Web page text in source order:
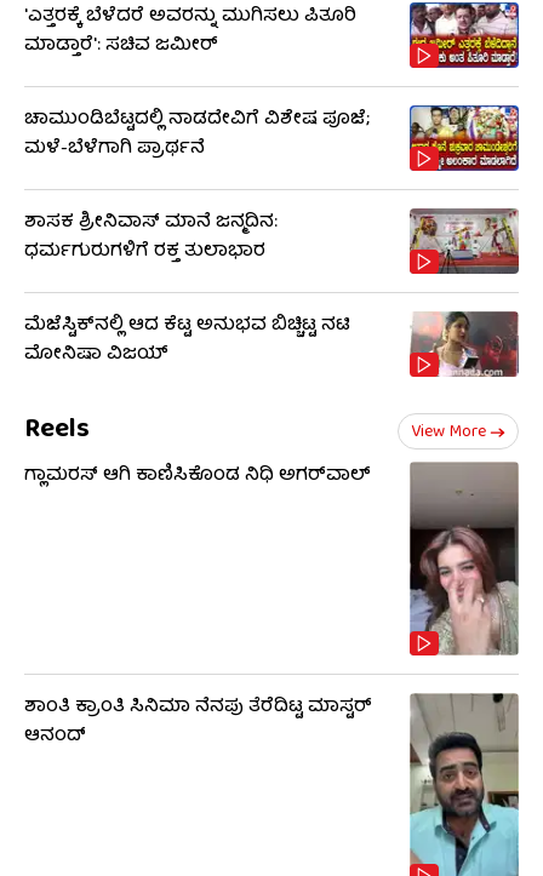
'ಎತ್ತರಕ್ಕೆ ಬೆಳೆದರೆ ಅವರನ್ನು ಮುಗಿಸಲು ಪಿತೂರಿ
ಮಾಡ್ತಾರೆ': ಸಚಿವ ಜಮೀರ್​​
ಚಾಮುಂಡಿಬೆಟ್ಟದಲ್ಲಿ ನಾಡದೇವಿಗೆ ವಿಶೇಷ ಪೂಜೆ;
ಮಳೆ-ಬೆಳೆಗಾಗಿ ಪ್ರಾರ್ಥನೆ
ಶಾಸಕ ಶ್ರೀನಿವಾಸ್ ಮಾನೆ ಜನ್ಮದಿನ:
ಧರ್ಮಗುರುಗಳಿಗೆ ರಕ್ತ ತುಲಾಭಾರ
ಮೆಜೆಸ್ಟಿಕ್​​ನಲ್ಲಿ ಆದ ಕೆಟ್ಟ ಅನುಭವ ಬಿಚ್ಚಿಟ್ಟ ನಟಿ
ಮೋನಿಷಾ ವಿಜಯ್
Reels View More
ಗ್ಲಾಮರಸ್ ಆಗಿ ಕಾಣಿಸಿಕೊಂಡ ನಿಧಿ ಅಗರ್​​ವಾಲ್
ಶಾಂತಿ ಕ್ರಾಂತಿ ಸಿನಿಮಾ ನೆನಪು ತೆರೆದಿಟ್ಟ ಮಾಸ್ಟರ್
ಆನಂದ್